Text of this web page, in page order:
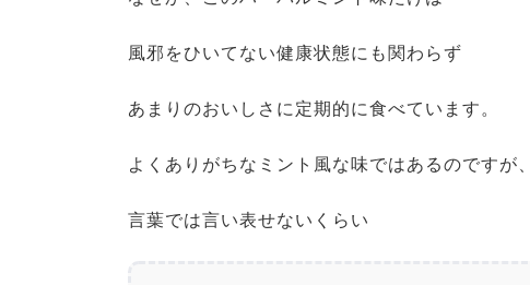
風邪をひいてない健康状態にも関わらず
あまりのおいしさに定期的に食べています。
よくありがちなミント風な味ではあるのですが、
言葉では言い表せないくらい